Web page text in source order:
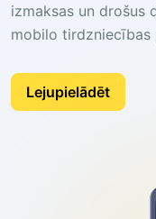
izmaksas un drošus
mobilo tirdzniecības
Lejupielādēt